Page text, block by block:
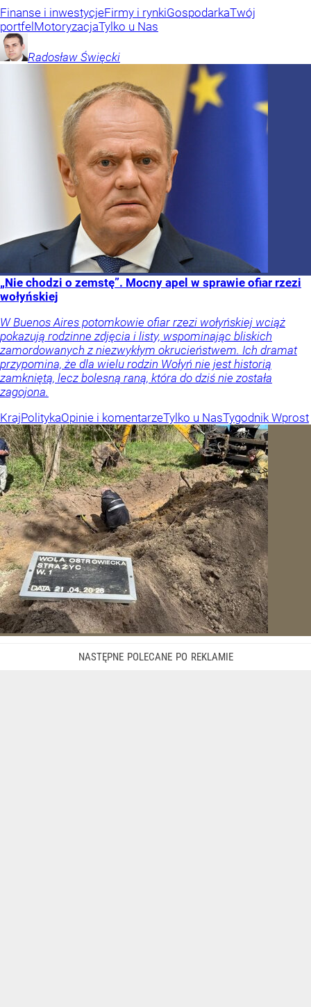
Finanse i inwestycjeFirmy i rynkiGospodarkaTwój
portfel MotoryzacjaTylko u Nas
Radosław Święcki
„Nie chodzi o zemstę”. Mocny apel w sprawie ofiar rzezi
wołyńskiej
W Buenos Aires potomkowie ofiar rzezi wołyńskiej wciąż
pokazują rodzinne zdjęcia i listy, wspominając bliskich
zamordowanych z niezwykłym okrucieństwem. Ich dramat
przypomina, że dla wielu rodzin Wołyń nie jest historią
zamkniętą, lecz bolesną raną, która do dziś nie została
zagojona.
KrajPolitykaOpinie i komentarzeTylko u NasTygodnik Wprost